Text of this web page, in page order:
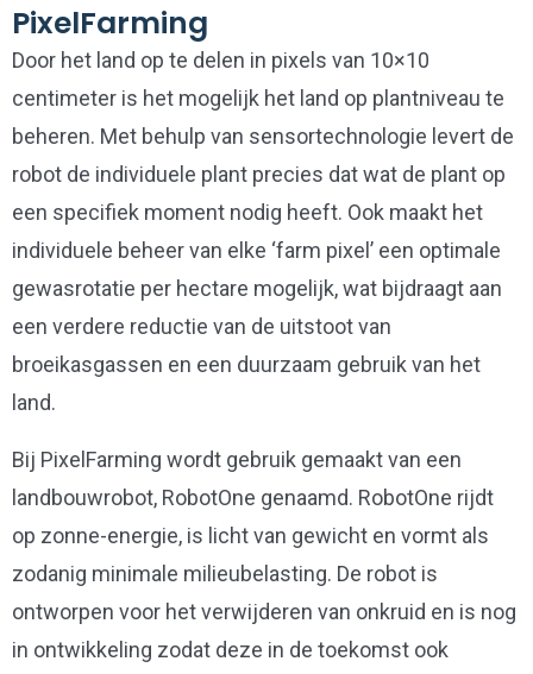
PixelFarming
Door het land op te delen in pixels van 10×10
centimeter is het mogelijk het land op plantniveau te
beheren. Met behulp van sensortechnologie levert de
robot de individuele plant precies dat wat de plant op
een specifiek moment nodig heeft. Ook maakt het
individuele beheer van elke ‘farm pixel’ een optimale
gewasrotatie per hectare mogelijk, wat bijdraagt aan
een verdere reductie van de uitstoot van
broeikasgassen en een duurzaam gebruik van het
land.
Bij PixelFarming wordt gebruik gemaakt van een
landbouwrobot, RobotOne genaamd. RobotOne rijdt
op zonne-energie, is licht van gewicht en vormt als
zodanig minimale milieubelasting. De robot is
ontworpen voor het verwijderen van onkruid en is nog
in ontwikkeling zodat deze in de toekomst ook